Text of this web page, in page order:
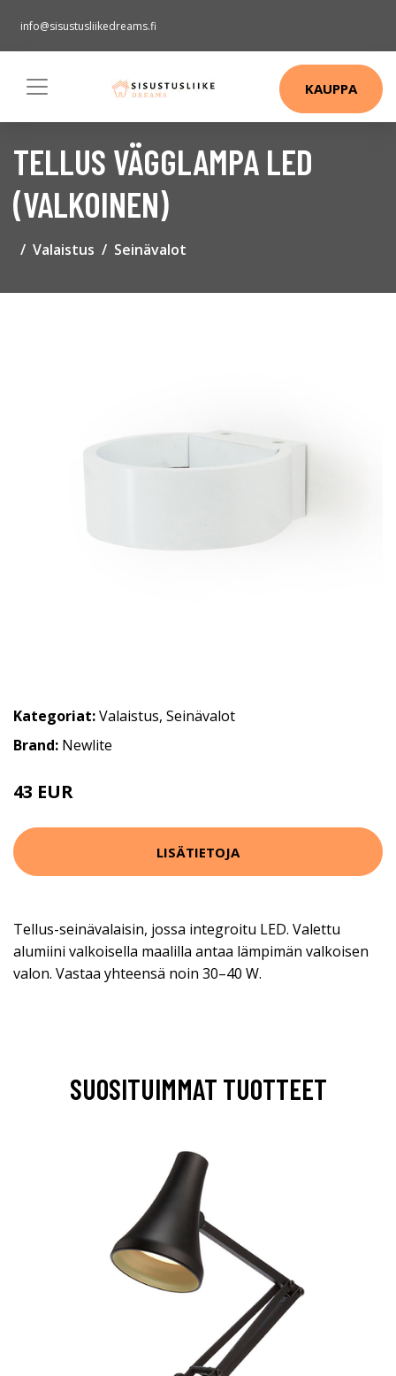
info@sisustusliikedreams.fi
KAUPPA
TELLUS VÄGGLAMPA LED
(VALKOINEN)
Valaistus Seinävalot
Kategoriat:Valaistus, Seinävalot
Brand: Newlite
43 EUR
LISÄTIETOJA
Tellus-seinävalaisin, jossa integroitu LED. Valettu
alumiini valkoisella maalilla antaa lämpimän valkoisen
valon. Vastaa yhteensä noin 30–40 W.
SUOSITUIMMAT TUOTTEET